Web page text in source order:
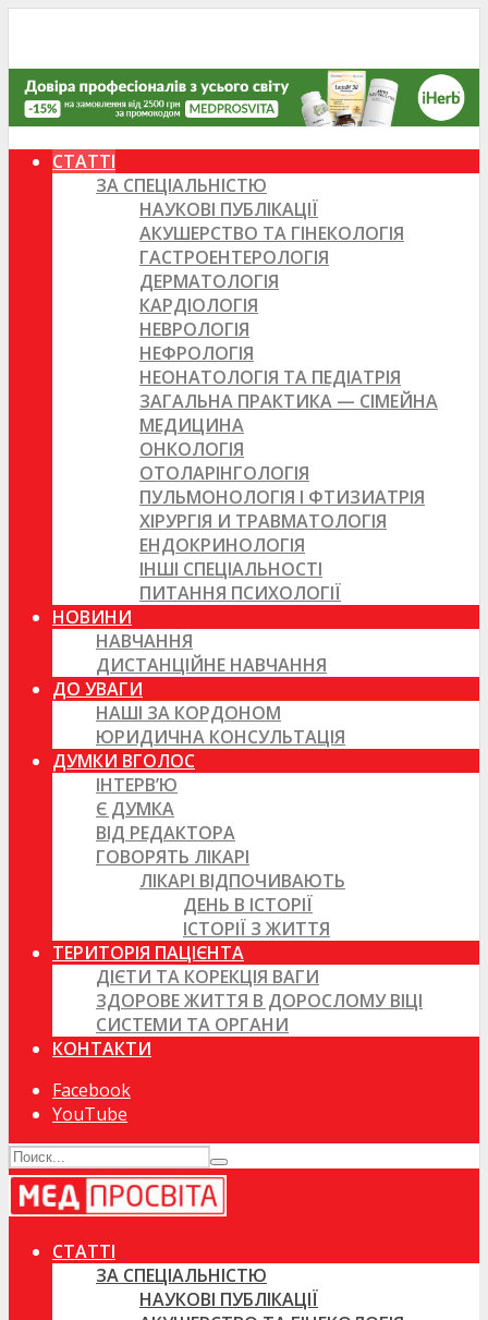
СТАТТІ
ЗА СПЕЦІАЛЬНІСТЮ
НАУКОВІ ПУБЛІКАЦІЇ
АКУШЕРСТВО ТА ГІНЕКОЛОГІЯ
ГАСТРОЕНТЕРОЛОГІЯ
ДЕРМАТОЛОГІЯ
КАРДІОЛОГІЯ
НЕВРОЛОГІЯ
НЕФРОЛОГІЯ
НЕОНАТОЛОГІЯ ТА ПЕДІАТРІЯ
ЗАГАЛЬНА ПРАКТИКА — СІМЕЙНА
МЕДИЦИНА
ОНКОЛОГІЯ
ОТОЛАРІНГОЛОГІЯ
ПУЛЬМОНОЛОГІЯ І ФТИЗИАТРІЯ
ХІРУРГІЯ И ТРАВМАТОЛОГІЯ
ЕНДОКРИНОЛОГІЯ
ІНШІ СПЕЦІАЛЬНОСТІ
ПИТАННЯ ПСИХОЛОГІЇ
НОВИНИ
НАВЧАННЯ
ДИСТАНЦІЙНЕ НАВЧАННЯ
ДО УВАГИ
НАШІ ЗА КОРДОНОМ
ЮРИДИЧНА КОНСУЛЬТАЦІЯ
ДУМКИ ВГОЛОС
ІНТЕРВ’Ю
Є ДУМКА
ВІД РЕДАКТОРА
ГОВОРЯТЬ ЛІКАРІ
ЛІКАРІ ВІДПОЧИВАЮТЬ
ДЕНЬ В ІСТОРІЇ
ІСТОРІЇ З ЖИТТЯ
ТЕРИТОРІЯ ПАЦІЄНТА
ДІЄТИ ТА КОРЕКЦІЯ ВАГИ
ЗДОРОВЕ ЖИТТЯ В ДОРОСЛОМУ ВІЦІ
СИСТЕМИ ТА ОРГАНИ
КОНТАКТИ
Facebook
YouTube
СТАТТІ
ЗА СПЕЦІАЛЬНІСТЮ
НАУКОВІ ПУБЛІКАЦІЇ